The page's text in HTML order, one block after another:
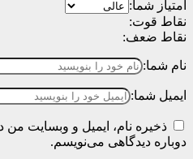
امتیاز شما:
نقاط قوت:
نقاط ضعف:
نام شما:
ایمیل شما:
ذخیره نام، ایمیل و وبسایت
دوباره دیدگاهی می‌نویسم.